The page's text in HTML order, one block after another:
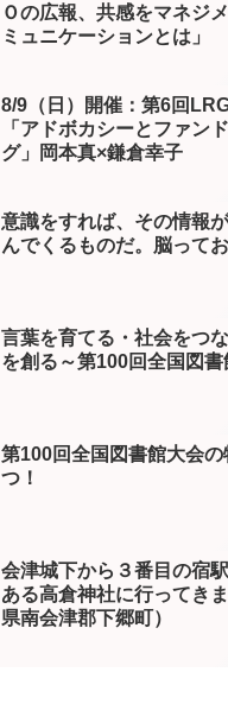
Ｏの広報、共感をマネジ
ミュニケーションとは」
8/9（日）開催：第6回
「アドボカシーとファン
グ」岡本真×鎌倉幸子
意識をすれば、その情報
んでくるものだ。脳って
言葉を育てる・社会をつ
を創る～第100回全国図書
第100回全国図書館大会の
つ！
会津城下から３番目の宿
ある高倉神社に行ってき
県南会津郡下郷町）